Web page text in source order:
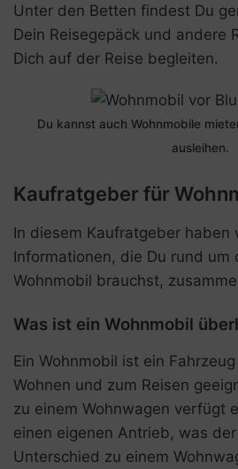
Unter den Betten findest Du
Dein Reisegepäck und andere
Dich auf der Reise begleiten.
Du kannst auch Wohnmobile
ausleihen.
Kaufratgeber für
In diesem Kaufratgeber haben
Informationen, die Du rund um
Wohnmobil brauchst,
Was ist ein Wohnmobil
Ein Wohnmobil ist ein
Wohnen und zum Reisen
zu einem Wohnwagen verfügt
einen eigenen Antrieb, was
Unterschied zu einem